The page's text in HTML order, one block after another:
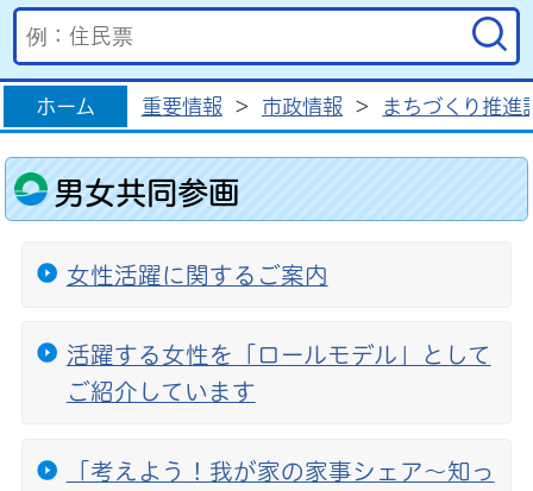
ホーム 重要情報 > 市政情報 > まちづくり推進
男女共同参画
女性活躍に関するご案内
活躍する女性を「ロールモデル」として
ご紹介しています
「考えよう！我が家の家事シェア～知っ